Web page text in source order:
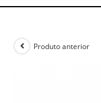
Produto anterior